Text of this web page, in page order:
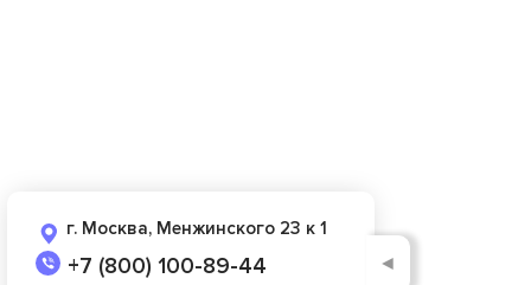
г. Москва, Менжинского 23 к 1
+7 (800) 100-89-44 ◄